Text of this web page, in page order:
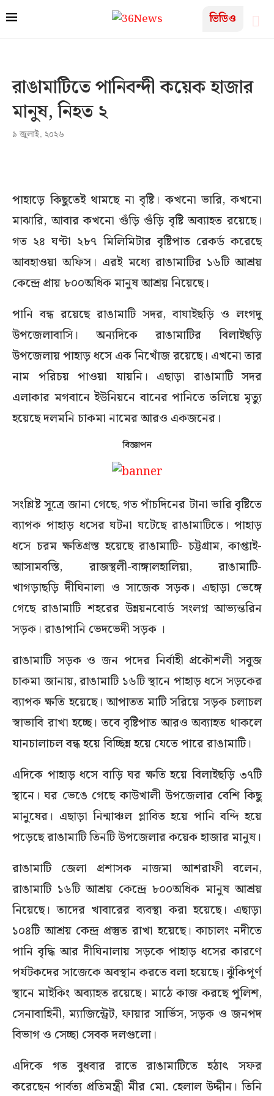
ভিডিও
রাঙামাটিতে পানিবন্দী কয়েক হাজার
মানুষ, নিহত ২
৯ জুলাই, ২০২৬
পাহাড়ে কিছুতেই থামছে না বৃষ্টি। কখনো ভারি, কখনো
মাঝারি, আবার কখনো গুঁড়ি গুঁড়ি বৃষ্টি অব্যাহত রয়েছে।
গত ২৪ ঘণ্টা ২৮৭ মিলিমিটার বৃষ্টিপাত রেকর্ড করেছে
আবহাওয়া অফিস। এরই মধ্যে রাঙামাটির ১৬টি আশ্রয়
কেন্দ্রে প্রায় ৮০০অধিক মানুষ আশ্রয় নিয়েছে।
পানি বন্ধ রয়েছে রাঙামাটি সদর, বাঘাইছড়ি ও লংগদু
উপজেলাবাসি। অন্যদিকে রাঙামাটির বিলাইছড়ি
উপজেলায় পাহাড় ধসে এক নিখোঁজ রয়েছে। এখনো তার
নাম পরিচয় পাওয়া যায়নি। এছাড়া রাঙামাটি সদর
এলাকার মগবানে ইউনিয়নে বানের পানিতে তলিয়ে মৃত্যু
হয়েছে দলমনি চাকমা নামের আরও একজনের।
বিজ্ঞাপন
সংশ্লিষ্ট সূত্রে জানা গেছে, গত পাঁচদিনের টানা ভারি বৃষ্টিতে
ব্যাপক পাহাড় ধসের ঘটনা ঘটেছে রাঙামাটিতে। পাহাড়
ধসে চরম ক্ষতিগ্রস্ত হয়েছে রাঙামাটি- চট্টগ্রাম, কাপ্তাই-
আসামবস্তি, রাজস্থলী-বাঙ্গালহালিয়া, রাঙামাটি-
খাগড়াছড়ি দীঘিনালা ও সাজেক সড়ক। এছাড়া ভেঙ্গে
গেছে রাঙামাটি শহরের উন্নয়নবোর্ড সংলগ্ন আভ্যন্তরিন
সড়ক। রাঙাপানি ভেদভেদী সড়ক ।
রাঙামাটি সড়ক ও জন পদের নির্বাহী প্রকৌশলী সবুজ
চাকমা জানায়, রাঙামাটি ১৬টি স্থানে পাহাড় ধসে সড়কের
ব্যাপক ক্ষতি হয়েছে। আপাতত মাটি সরিয়ে সড়ক চলাচল
স্বাভাবি রাখা হচ্ছে। তবে বৃষ্টিপাত আরও অব্যাহত থাকলে
যানচালাচল বন্ধ হয়ে বিচ্ছিন্ন হয়ে যেতে পারে রাঙামাটি।
এদিকে পাহাড় ধসে বাড়ি ঘর ক্ষতি হয়ে বিলাইছড়ি ৩৭টি
স্থানে। ঘর ভেঙে গেছে কাউখালী উপজেলার বেশি কিছু
মানুষের। এছাড়া নিন্মাঞ্চল প্লাবিত হয়ে পানি বন্দি হয়ে
পড়েছে রাঙামাটি তিনটি উপজেলার কয়েক হাজার মানুষ।
রাঙামাটি জেলা প্রশাসক নাজমা আশরাফী বলেন,
রাঙামাটি ১৬টি আশ্রয় কেন্দ্রে ৮০০অধিক মানুষ আশ্রয়
নিয়েছে। তাদের খাবারের ব্যবস্থা করা হয়েছে। এছাড়া
১০৪টি আশ্রয় কেন্দ্র প্রস্তুত রাখা হয়েছে। কাচালং নদীতে
পানি বৃদ্ধি আর দীঘিনালায় সড়কে পাহাড় ধসের কারণে
পর্যটকদের সাজেকে অবস্থান করতে বলা হয়েছে। ঝুঁকিপূর্ণ
স্থানে মাইকিং অব্যাহত রয়েছে। মাঠে কাজ করছে পুলিশ,
সেনাবাহিনী, ম্যাজিন্ট্রেট, ফায়ার সার্ভিস, সড়ক ও জনপদ
বিভাগ ও সেচ্ছা সেবক দলগুলো।
এদিকে গত বুধবার রাতে রাঙামাটিতে হঠাৎ সফর
করেছেন পার্বত্য প্রতিমন্ত্রী মীর মো. হেলাল উদ্দীন। তিনি